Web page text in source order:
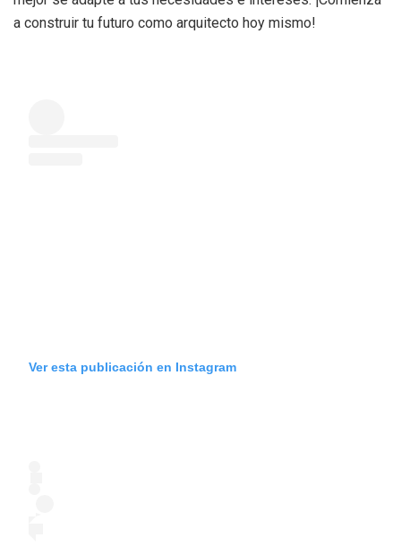
a construir tu futuro como arquitecto hoy mismo!
Ver esta publicación en Instagram